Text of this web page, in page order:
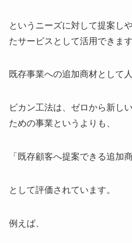
というニーズに対して提案し
たサービスとして活用できます
既存事業への追加商材として
ビカン工法は、ゼロから新し
ための事業というよりも、
「既存顧客へ提案できる追加商
として評価されています。
例えば、